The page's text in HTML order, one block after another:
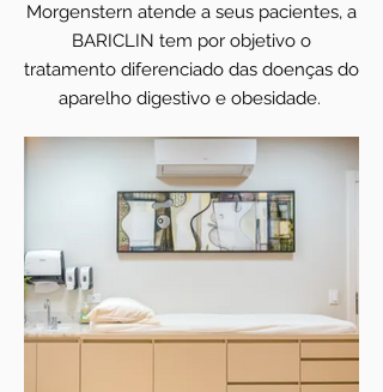
Morgenstern atende a seus pacientes, a
BARICLIN tem por objetivo o
tratamento diferenciado das doenças do
aparelho digestivo e obesidade.